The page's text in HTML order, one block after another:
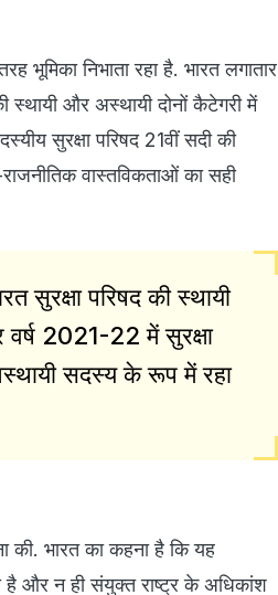
भूमिका निभाता रहा है. भारत लगातार
स्थायी और अस्थायी दोनों कैटेगरी में
सुरक्षा परिषद 21वीं सदी की
वास्तविकताओं का सही
सुरक्षा परिषद की स्थायी
2021-22 में सुरक्षा
सदस्य के रूप में रहा
की. भारत का कहना है कि यह
है और न ही संयुक्त राष्ट्र के अधिकांश